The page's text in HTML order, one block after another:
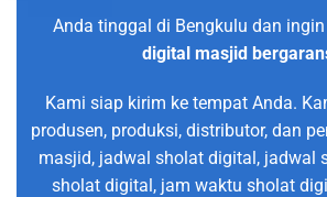
Anda tinggal di Bengkulu dan
digital masjid
Kami siap kirim ke tempat Anda.
produsen, produksi, distributor, dan
masjid, jadwal sholat digital, jadwal
sholat digital, jam waktu sholat